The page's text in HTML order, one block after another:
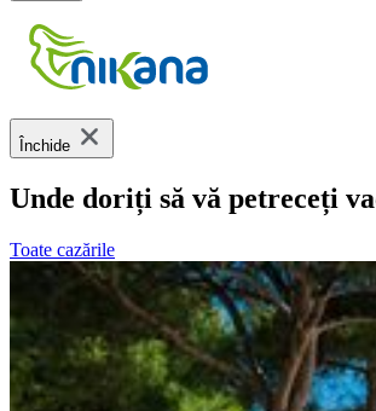
Închide
Unde doriți să vă petreceți
Toate cazările